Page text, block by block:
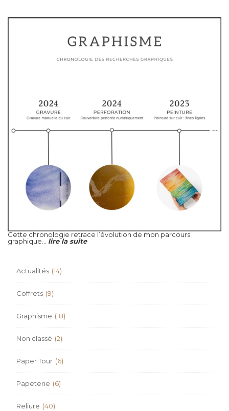
Cette chronologie retrace l’évolution de mon parcours
graphique... lire la suite
Actualités (14)
Coffrets (9)
Graphisme (18)
Non classé (2)
Paper Tour (6)
Papeterie (6)
Reliure (40)